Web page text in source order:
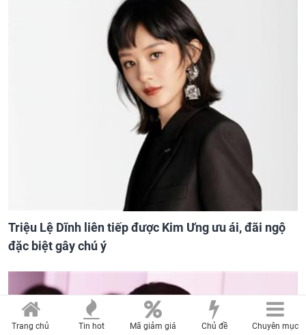
Triệu Lệ Dĩnh liên tiếp được Kim Ưng ưu ái, đãi ngộ
đặc biệt gây chú ý
Trang chủ Tin hot Mã giảm giá Chủ đề Chuyên mục